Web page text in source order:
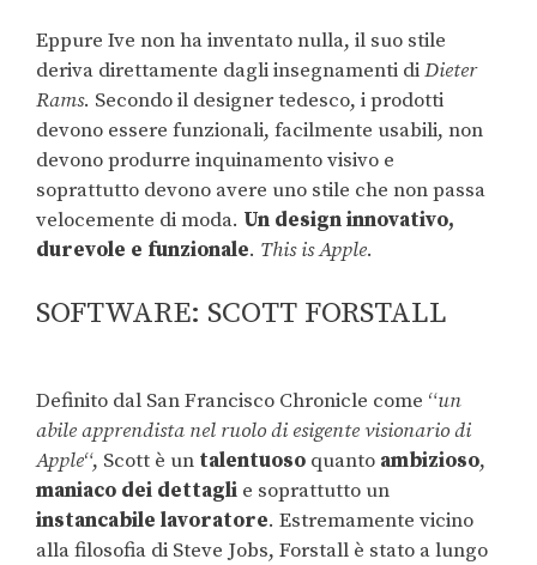
Eppure Ive non ha inventato nulla, il suo stile
deriva direttamente dagli insegnamenti diDieter
Rams. Secondo il designer tedesco, i prodotti
devono essere funzionali, facilmente usabili, non
devono produrre inquinamento visivo e
soprattutto devono avere uno stile che non passa
velocemente di moda. Un design innovativo,
durevole e funzionale. This is Apple.
SOFTWARE: SCOTT FORSTALL
Definito dal San Francisco Chronicle come “un
abile apprendista nel ruolo di esigente visionario di
Apple“, Scott è un talentuoso quanto ambizioso,
maniaco dei dettagli e soprattutto un
instancabile lavoratore. Estremamente vicino
alla filosofia di Steve Jobs, Forstall è stato a lungo